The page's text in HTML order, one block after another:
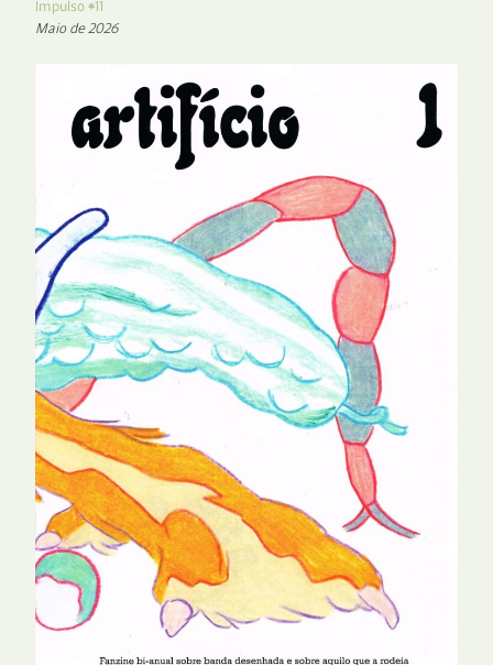
Impulso #11
Maio de 2026